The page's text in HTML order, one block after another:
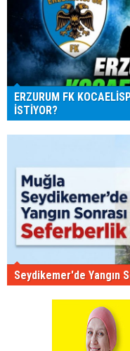
ERZURUM FK
İSTİYOR?
Seydikemer'de Yangın